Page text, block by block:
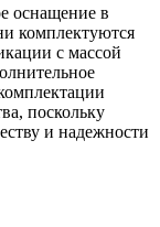
оснащение в
комплектуются
с массой
поскольку
и надежности